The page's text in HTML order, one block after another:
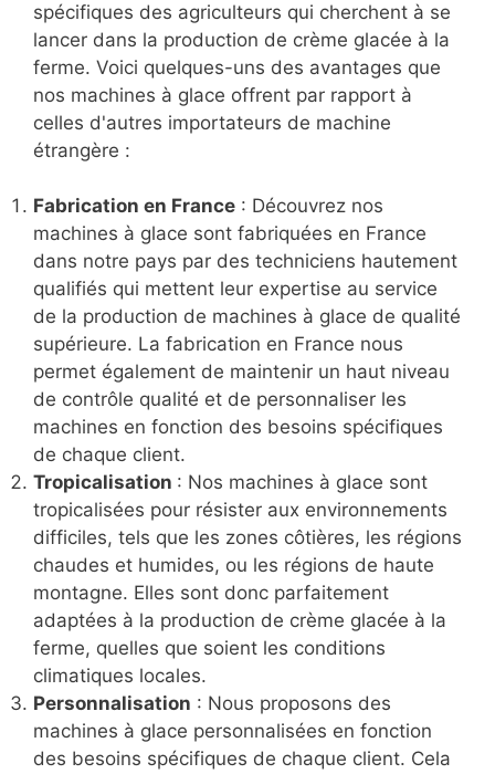
spécifiques des agriculteurs qui cherchent à se
lancer dans la production de crème glacée à la
ferme. Voici quelques-uns des avantages que
nos machines à glace offrent par rapport à
celles d'autres importateurs de machine
étrangère :
Fabrication en France : Découvrez nos
machines à glace sont fabriquées en France
dans notre pays par des techniciens hautement
qualifiés qui mettent leur expertise au service
de la production de machines à glace de qualité
supérieure. La fabrication en France nous
permet également de maintenir un haut niveau
de contrôle qualité et de personnaliser les
machines en fonction des besoins spécifiques
de chaque client.
Tropicalisation : Nos machines à glace sont
tropicalisées pour résister aux environnements
difficiles, tels que les zones côtières, les régions
chaudes et humides, ou les régions de haute
montagne. Elles sont donc parfaitement
adaptées à la production de crème glacée à la
ferme, quelles que soient les conditions
climatiques locales.
Personnalisation : Nous proposons des
machines à glace personnalisées en fonction
des besoins spécifiques de chaque client. Cela